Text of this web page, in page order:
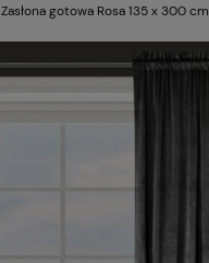
Zasłona gotowa Rosa 135 x 300